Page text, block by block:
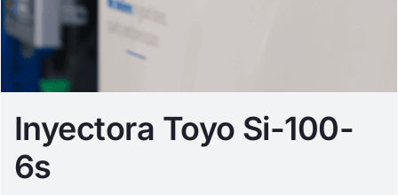
Inyectora Toyo Si-100-
6s